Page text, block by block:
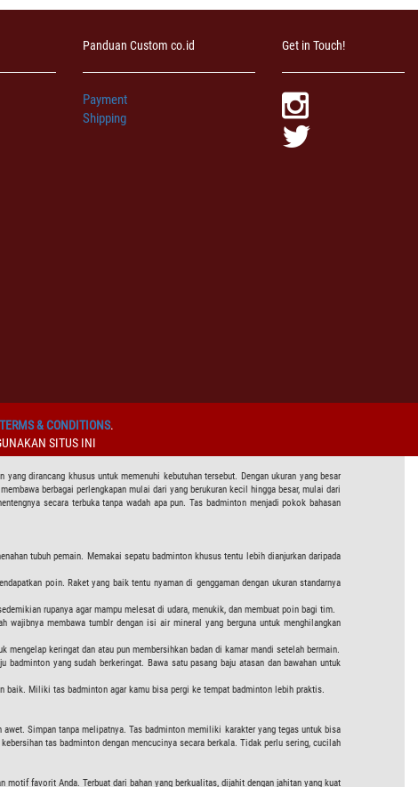
Panduan Custom co.id
Payment
Shipping
Get in Touch!
TERMS & CONDITIONS.
SITUS INI
dirancang khusus untuk memenuhi kebutuhan tersebut. Dengan ukuran yang besar
berbagai perlengkapan mulai dari yang berukuran kecil hingga besar, mulai dari
secara terbuka tanpa wadah apa pun. Tas badminton menjadi pokok bahasan
tubuh pemain. Memakai sepatu badminton khusus tentu lebih dianjurkan daripada
poin. Raket yang baik tentu nyaman di genggaman dengan ukuran standarnya
rupanya agar mampu melesat di udara, menukik, dan membuat poin bagi tim.
wajibnya membawa tumblr dengan isi air mineral yang berguna untuk menghilangkan
keringat dan atau pun membersihkan badan di kamar mandi setelah bermain.
yang sudah berkeringat. Bawa satu pasang baju atasan dan bawahan untuk
baik. Miliki tas badminton agar kamu bisa pergi ke tempat badminton lebih praktis.
Simpan tanpa melipatnya. Tas badminton memiliki karakter yang tegas untuk bisa
tas badminton dengan mencucinya secara berkala. Tidak perlu sering, cucilah
favorit Anda. Terbuat dari bahan yang berkualitas, dijahit dengan jahitan yang kuat